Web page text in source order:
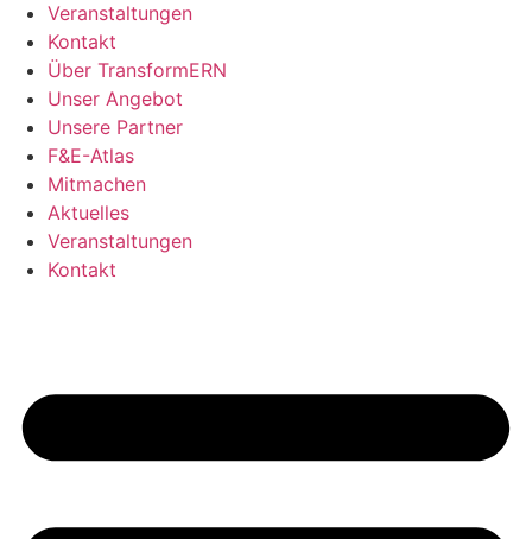
Veranstaltungen
Kontakt
Über TransformERN
Unser Angebot
Unsere Partner
F&E-Atlas
Mitmachen
Aktuelles
Veranstaltungen
Kontakt